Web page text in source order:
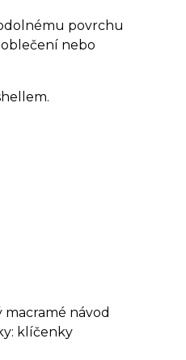
povrchu
nebo